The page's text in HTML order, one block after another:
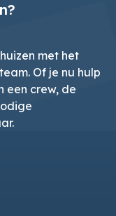
met het
Of je nu hulp
een crew, de